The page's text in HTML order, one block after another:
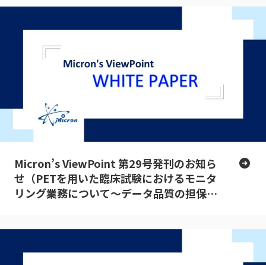
Micron’s ViewPoint 第29号発刊のお知ら
せ（PETを用いた臨床試験におけるモニタ
リング業務について～データ品質の担保